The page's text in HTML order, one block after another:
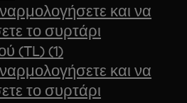
και να
το συρτάρι
(TL) (1)
και να
το συρτάρι